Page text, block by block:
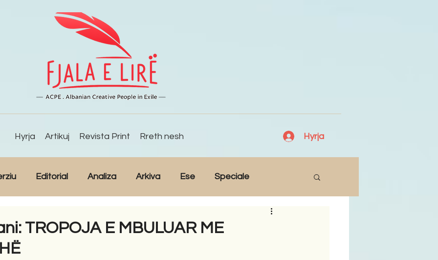
Hyrja Artikuj Revista Print Rreth nesh Hyrja
Editorial Analiza Arkiva Ese Speciale
TROPOJA E MBULUAR ME